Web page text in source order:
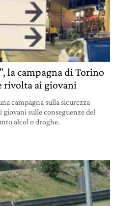
la campagna di Torino
rivolta ai giovani
campagna sulla sicurezza
sulle conseguenze del
alcol o droghe.